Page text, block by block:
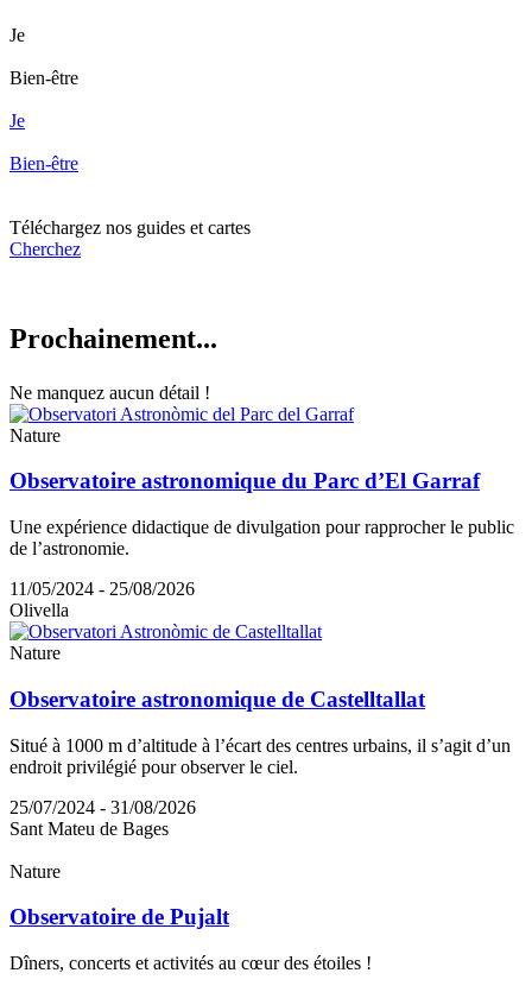
Je
Bien-être
Je
Bien-être
Téléchargez nos guides et cartes
Cherchez
Prochainement...
Ne manquez aucun détail !
Nature
Observatoire astronomique du Parc d’El Garraf
Une expérience didactique de divulgation pour rapprocher le public
de l’astronomie.
11/05/2024 - 25/08/2026
Olivella
Nature
Observatoire astronomique de Castelltallat
Situé à 1000 m d’altitude à l’écart des centres urbains, il s’agit d’un
endroit privilégié pour observer le ciel.
25/07/2024 - 31/08/2026
Sant Mateu de Bages
Nature
Observatoire de Pujalt
Dîners, concerts et activités au cœur des étoiles !